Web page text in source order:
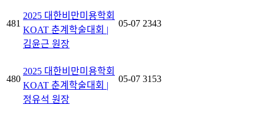
481
2025 대한비만미용학회
KOAT 춘계학술대회 |
김윤근 원장
05-07 2343
480
2025 대한비만미용학회
KOAT 춘계학술대회 |
정유석 원장
05-07 3153